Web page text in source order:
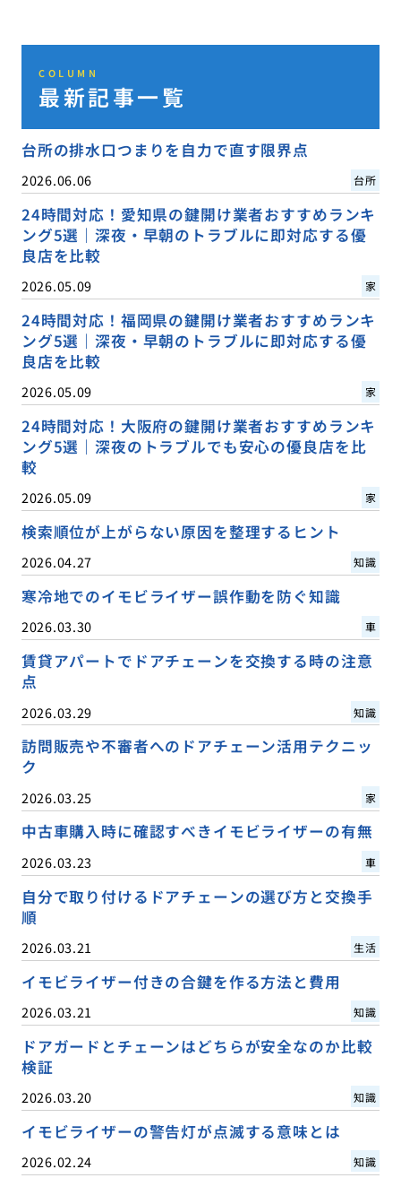
COLUMN
最新記事一覧
台所の排水口つまりを自力で直す限界点
2026.06.06 台所
24時間対応！愛知県の鍵開け業者おすすめランキ
ング5選｜深夜・早朝のトラブルに即対応する優
良店を比較
2026.05.09 家
24時間対応！福岡県の鍵開け業者おすすめランキ
ング5選｜深夜・早朝のトラブルに即対応する優
良店を比較
2026.05.09 家
24時間対応！大阪府の鍵開け業者おすすめランキ
ング5選｜深夜のトラブルでも安心の優良店を比
較
2026.05.09 家
検索順位が上がらない原因を整理するヒント
2026.04.27 知識
寒冷地でのイモビライザー誤作動を防ぐ知識
2026.03.30 車
賃貸アパートでドアチェーンを交換する時の注意
点
2026.03.29 知識
訪問販売や不審者へのドアチェーン活用テクニッ
ク
2026.03.25 家
中古車購入時に確認すべきイモビライザーの有無
2026.03.23 車
自分で取り付けるドアチェーンの選び方と交換手
順
2026.03.21 生活
イモビライザー付きの合鍵を作る方法と費用
2026.03.21 知識
ドアガードとチェーンはどちらが安全なのか比較
検証
2026.03.20 知識
イモビライザーの警告灯が点滅する意味とは
2026.02.24 知識